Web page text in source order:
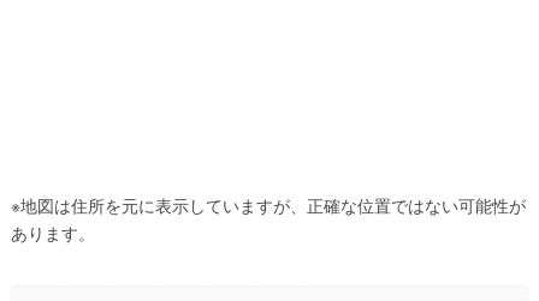
※地図は住所を元に表示していますが、正確な位置ではない可能性が
あります。